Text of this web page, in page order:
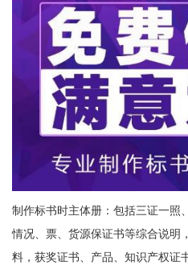
制作标书时主体册：包括三证一照
情况、票、货源保证书等综合说明
料，获奖证书、产品、知识产权证